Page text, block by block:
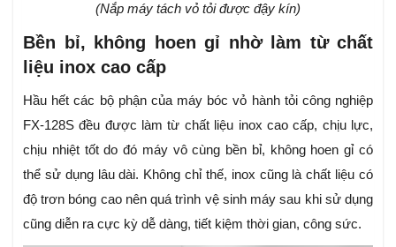
(Nắp máy tách vỏ tỏi được đậy kín)
Bền bỉ, không hoen gỉ nhờ làm từ chất
liệu inox cao cấp
Hầu hết các bộ phận của máy bóc vỏ hành tỏi công nghiệp
FX-128S đều được làm từ chất liệu inox cao cấp, chịu lực,
chịu nhiệt tốt do đó máy vô cùng bền bỉ, không hoen gỉ có
thể sử dụng lâu dài. Không chỉ thế, inox cũng là chất liệu có
độ trơn bóng cao nên quá trình vệ sinh máy sau khi sử dụng
cũng diễn ra cực kỳ dễ dàng, tiết kiệm thời gian, công sức.